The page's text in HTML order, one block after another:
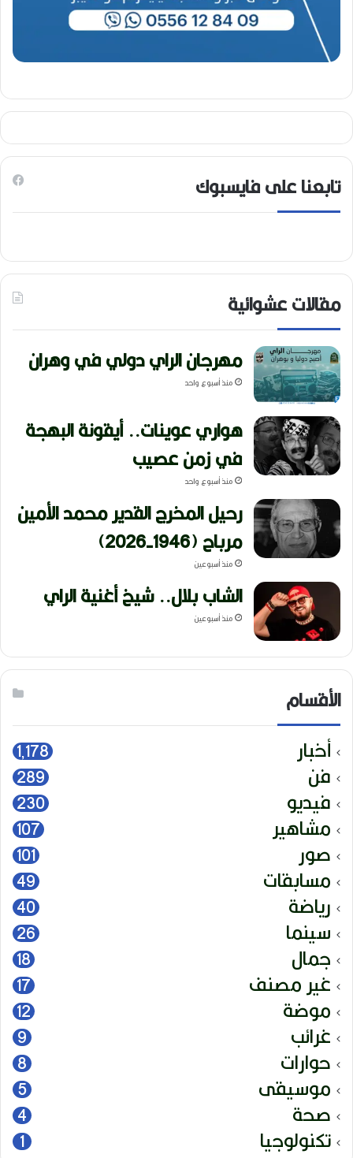
تابعنا على فايسبوك
مقالات عشوائية
مهرجان الراي دولي في وهران
منذ أسبوع واحد
هواري عوينات.. أيقونة البهجة
في زمن عصيب
منذ أسبوع واحد
رحيل المخرج القدير محمد الأمين
مرباح (1946-2026)
منذ أسبوعين
الشاب بلال.. شيخ أغنية الراي
منذ أسبوعين
الأقسام
أخبار 1٬178
فن 289
فيديو 230
مشاهير 107
صور 101
مسابقات 49
رياضة 40
سينما 26
جمال 18
غير مصنف 17
موضة 12
غرائب 9
حوارات 8
موسيقى 5
صحة 4
تكنولوجيا 1